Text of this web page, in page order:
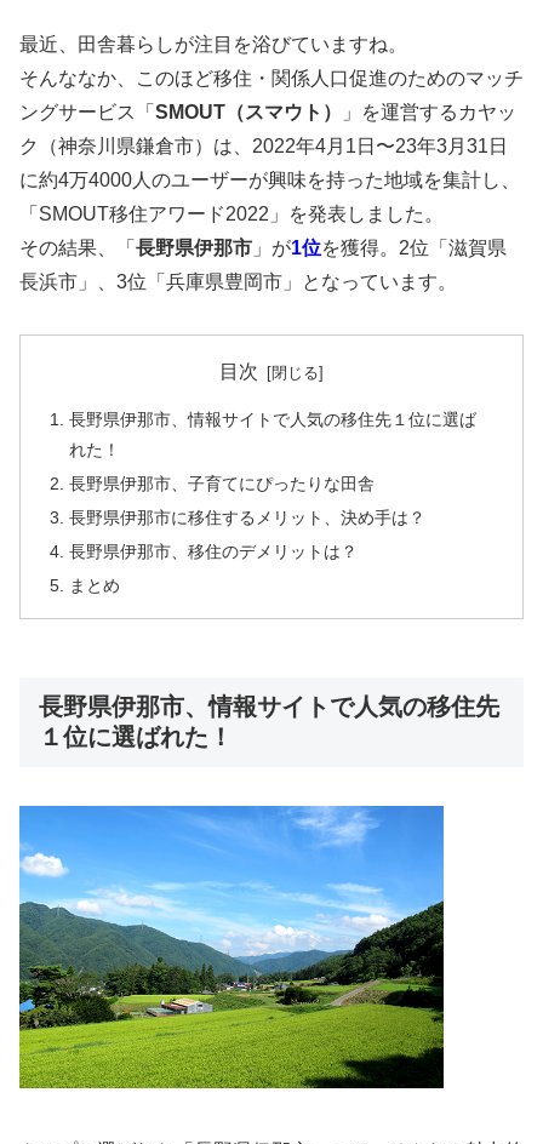
最近、田舎暮らしが注目を浴びていますね。
そんななか、このほど移住・関係人口促進のためのマッチ
ングサービス「 SMOUT（スマウト）
」を運営するカヤッ
ク（神奈川県鎌倉市）は、2022年4月1日〜23年3月31日
に約4万4000人のユーザーが興味を持った地域を集計し、
「SMOUT移住アワード2022」を発表しました。
その結果、「 長野県伊那市 」が1位を獲得。2位「滋賀県
長浜市」、3位「兵庫県豊岡市」となっています。
目次
長野県伊那市、情報サイトで人気の移住先１位に選ば
れた！
長野県伊那市、子育てにぴったりな田舎
長野県伊那市に移住するメリット、決め手は？
長野県伊那市、移住のデメリットは？
まとめ
長野県伊那市、情報サイトで人気の移住先
１位に選ばれた！